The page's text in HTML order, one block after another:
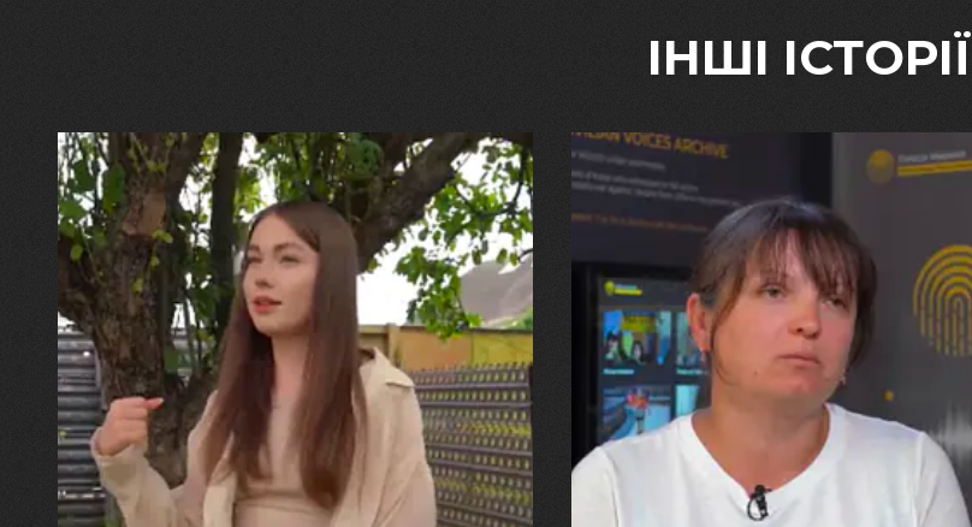
ІНШІ ІСТОРІЇ
30.07.2026
Калина, Дарина та Віра Папроцькі
"Хвиля була, як від моря,
29.07.2026
Марина, Ваїд та Аміна Харченко
"Попри всі втрати, ми не